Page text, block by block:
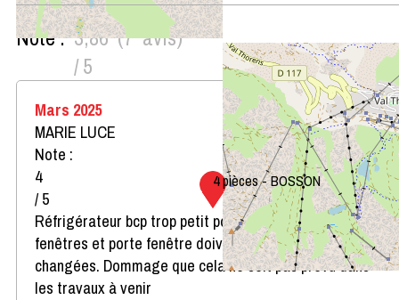
4 pièces - BOSSON
Note : 3,86
/ 5
(7 avis)
Mars 2025
MARIE LUCE
Note :
4
/ 5
Réfrigérateur bcp trop petit pour 8 personnes. Les
fenêtres et porte fenêtre doivent impérativement être
changées. Dommage que cela ne soit pas prévu dans
les travaux à venir